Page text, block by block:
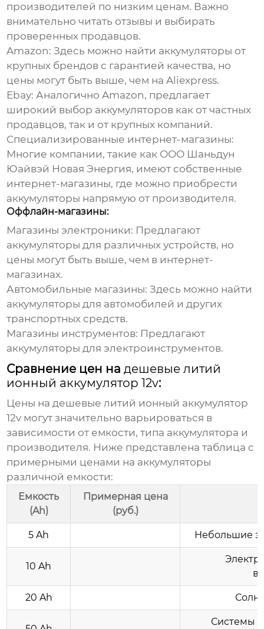
производителей по низким ценам. Важно
внимательно читать отзывы и выбирать
проверенных продавцов.
Amazon: Здесь можно найти аккумуляторы от
крупных брендов с гарантией качества, но
цены могут быть выше, чем на Aliexpress.
Ebay: Аналогично Amazon, предлагает
широкий выбор аккумуляторов как от частных
продавцов, так и от крупных компаний.
Специализированные интернет-магазины:
Многие компании, такие как ООО Шаньдун
Юайвэй Новая Энергия, имеют собственные
интернет-магазины, где можно приобрести
аккумуляторы напрямую от производителя.
Оффлайн-магазины:
Магазины электроники: Предлагают
аккумуляторы для различных устройств, но
цены могут быть выше, чем в интернет-
магазинах.
Автомобильные магазины: Здесь можно найти
аккумуляторы для автомобилей и других
транспортных средств.
Магазины инструментов: Предлагают
аккумуляторы для электроинструментов.
Сравнение цен надешевые литий
ионный аккумулятор 12v:
Цены надешевые литий ионный аккумулятор
12v могут значительно варьироваться в
зависимости от емкости, типа аккумулятора и
производителя. Ниже представлена таблица с
примерными ценами на аккумуляторы
различной емкости:
Емкость
(Ah)
Примерная цена
(руб.)
5 Ah Небольшие
10 Ah
20 Ah
Системы